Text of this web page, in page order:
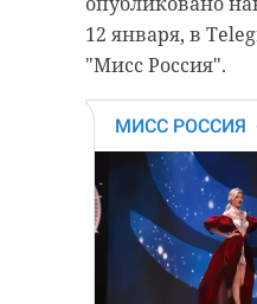
12 января, в
"Мисс Россия".